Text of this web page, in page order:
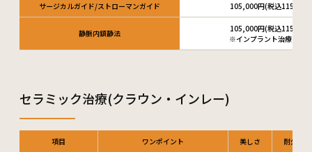
サージカルガイド/ストローマンガイド 105,000円(税込115,500
静脈内鎮静法
105,000円(税込115,500
※インプラント治療のみ
セラミック治療(クラウン・インレー)
項目 ワンポイント 美しさ 耐久性